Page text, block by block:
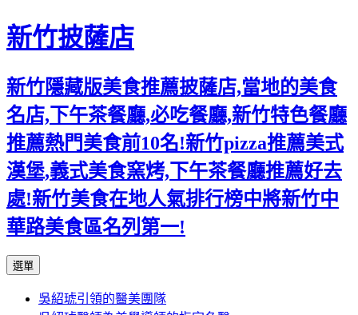
新竹披薩店
新竹隱藏版美食推薦披薩店,當地的美食
名店,下午茶餐廳,必吃餐廳,新竹特色餐廳
推薦熱門美食前10名!新竹pizza推薦美式
漢堡,義式美食窯烤,下午茶餐廳推薦好去
處!新竹美食在地人氣排行榜中將新竹中
華路美食區名列第一!
選單
主
吳紹琥引領的醫美團隊